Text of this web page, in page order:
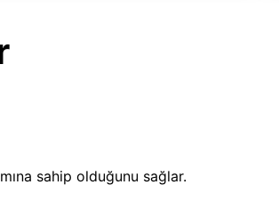
sahip olduğunu sağlar.